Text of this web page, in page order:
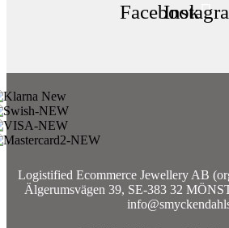
Facebook
Logistified Ecommerce Jewellery AB
Älgerumsvägen 39, SE-383 32